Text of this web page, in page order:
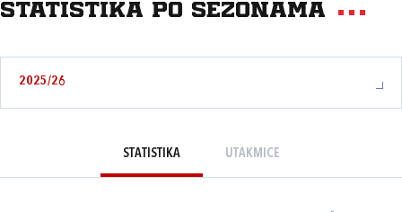
Statistika po sezonama
2025/26
STATISTIKA UTAKMICE